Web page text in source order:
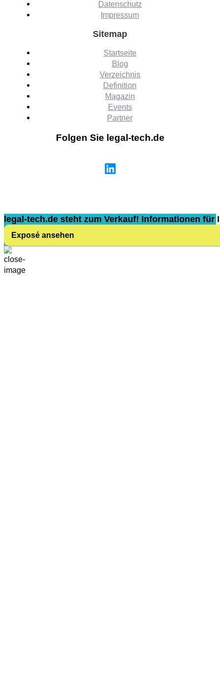
Datenschutz
Impressum
Sitemap
Startseite
Blog
Verzeichnis
Definition
Magazin
Events
Partner
Folgen Sie legal-tech.de
legal-tech.de steht zum Verkauf! Informationen für
Exposé ansehen